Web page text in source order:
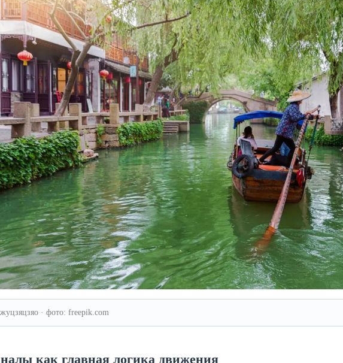
· фото: freepik.com
как главная логика движения